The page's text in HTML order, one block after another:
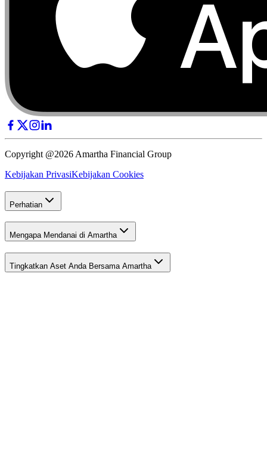
Copyright @2026 Amartha Financial Group
Kebijakan PrivasiKebijakan Cookies
Perhatian
Mengapa Mendanai di Amartha
Tingkatkan Aset Anda Bersama Amartha